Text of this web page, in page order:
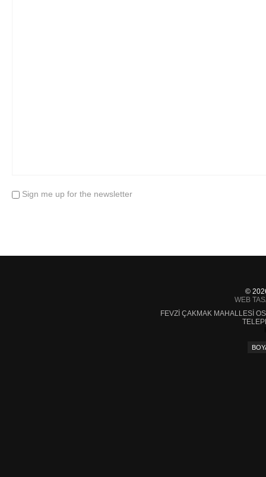
Sign me up for the newsletter
©
WEB
FEVZI ÇAKMAK MAHALLESI